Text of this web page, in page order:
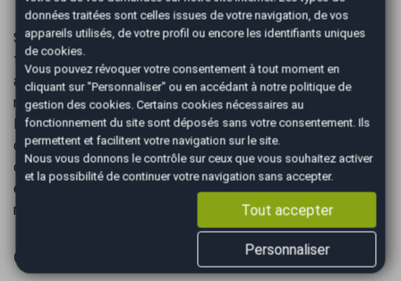
Si vos revenus seuls ne permettent pas d'obtenir le
financement souhaité, il est possible de souscrire le crédit
avec un co-emprunteur - un conjoint, un parent ou tout
membre du foyer acceptant de s'engager solidairement.
Les revenus des deux parties sont alors pris en compte, ce
qui peut significativement améliorer votre capacité
d'emprunt et vos conditions de taux. À noter : le co-
emprunteur est
solidairement responsabledu
remboursement en cas de défaillance.
Crédit auto sans apport : est-ce possible ?
données traitées sont celles issues de votre navigation, de vos
appareils utilisés, de votre profil ou encore les identifiants uniques
de cookies.
Vous pouvez révoquer votre consentement à tout moment en
cliquant sur "Personnaliser" ou en accédant à notre politique de
gestion des cookies. Certains cookies nécessaires au
fonctionnement du site sont déposés sans votre consentement. Ils
permettent et facilitent votre navigation sur le site.
Nous vous donnons le contrôle sur ceux que vous souhaitez activer
et la possibilité de continuer votre navigation sans accepter.
Tout accepter
Personnaliser